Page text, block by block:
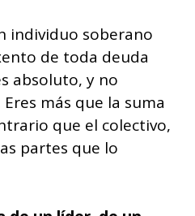
individuo soberano
de toda deuda
absoluto, y no
más que la suma
que el colectivo,
partes que lo